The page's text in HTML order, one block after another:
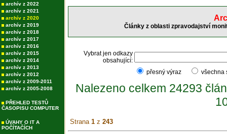
archív z 2022
archív z 2021
archív z 2020
archív z 2019
archív z 2018
archív z 2017
archív z 2016
archív z 2015
archív z 2014
archív z 2013
archív z 2012
archív z 2009-2011
archív z 2005-2008
PŘEHLED TESTŮ
ČASOPISU COMPUTER
ÚVAHY O IT A
POČÍTAČÍCH
Články z oblasti zpravodajství
Vybrat jen odkazy
obsahující:
přesný výraz
Nalezeno celkem 24293
Strana 1 z 243